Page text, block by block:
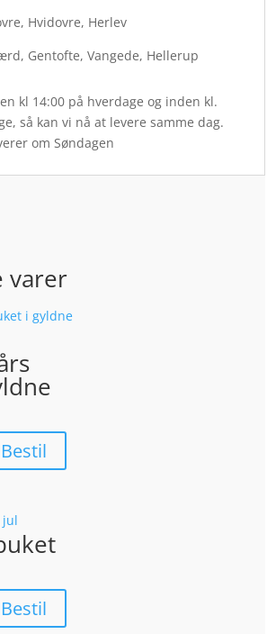
Hvidovre, Herlev
Gentofte, Vangede, Hellerup
kl 14:00 på hverdage og inden kl.
så kan vi nå at levere samme dag.
om Søndagen
varer
Bestil
Bestil